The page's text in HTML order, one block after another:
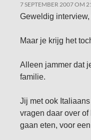
7 SEPTEMBER 2007 OM
Geweldig
Maar je krijg het
Alleen jammer dat
familie.
Jij met ook
vragen daar over
gaan eten, voor